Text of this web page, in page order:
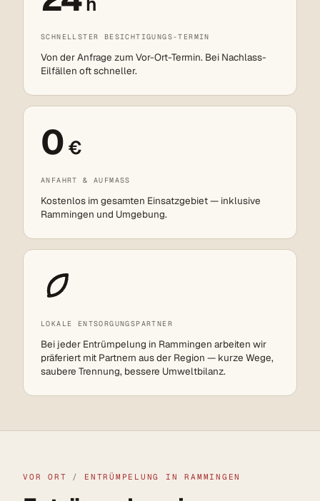
SCHNELLSTER BESICHTIGUNGS-TERMIN
Von der Anfrage zum Vor-Ort-Termin. Bei Nachlass-
Eilfällen oft schneller.
0 €
ANFAHRT & AUFMASS
Kostenlos im gesamten Einsatzgebiet — inklusive
Rammingen und Umgebung.
LOKALE ENTSORGUNGSPARTNER
Bei jeder Entrümpelung in Rammingen arbeiten wir
präferiert mit Partnern aus der Region — kurze Wege,
saubere Trennung, bessere Umweltbilanz.
VOR ORT / ENTRÜMPELUNG IN RAMMINGEN